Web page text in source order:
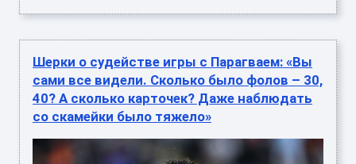
Шерки о судействе игры с Парагваем: «Вы
сами все видели. Сколько было фолов – 30,
40? А сколько карточек? Даже наблюдать
со скамейки было тяжело»